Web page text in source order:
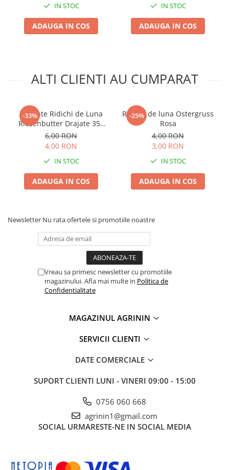
Plasa de umbrire
Plase plante
Raticide
Spray si intretinere
Vinificatie
Lichidare STOC
Produse Bricolaj
Acumulatori si Incarcatoare
Baros / Ciocan / Topor
Colier / Faseta
Consumabile motofierastrau
Demarouri drujba
Feronerie si accesorii
Flexuri si Polizoare
Hranitoare/ Adapatoare
IN STOC
ADAUGA IN COS
IN STOC
ADAUGA IN COS
ALTI CLIENTI AU CUMPARAT
-33%
Seminte Ridichi de Luna
Riesenbutter Drajate 350
sem Kertimag - Soi Gigant
6,00 RON
4,00 RON
IN STOC
ADAUGA IN COS
-25%
Ridichi de luna Ostergruss
Rosa
4,00 RON
3,00 RON
IN STOC
ADAUGA IN COS
Newsletter Nu rata ofertele si promotiile noastre
Vreau sa primesc newsletter cu promotiile
magazinului. Afla mai multe in Politica de
Confidentialitate
MAGAZINUL AGRININ
SERVICII CLIENTI
DATE COMERCIALE
SUPORT CLIENTI LUNI - VINERI 09:00 - 15:00
0756 060 668
agrinin1@gmail.com
SOCIAL URMARESTE-NE IN SOCIAL MEDIA